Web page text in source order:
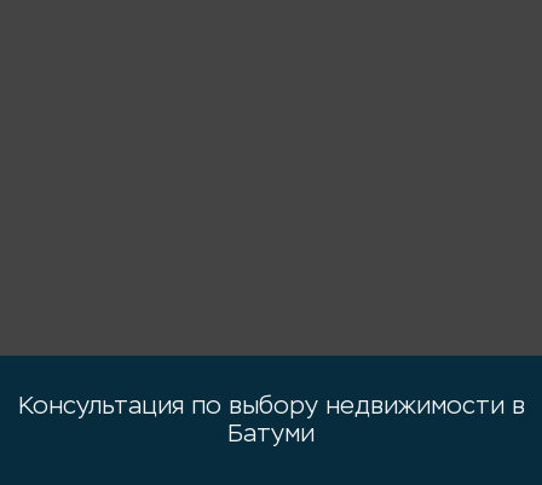
Консультация по выбору недвижимости в
Батуми